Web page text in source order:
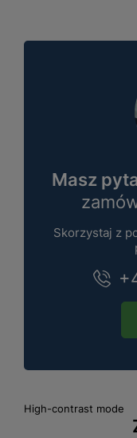
Masz
Skorzystaj z
High-contrast mode